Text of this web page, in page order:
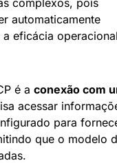
automaticamente
eficácia
é a conexão com
acessar
para
que o modelo